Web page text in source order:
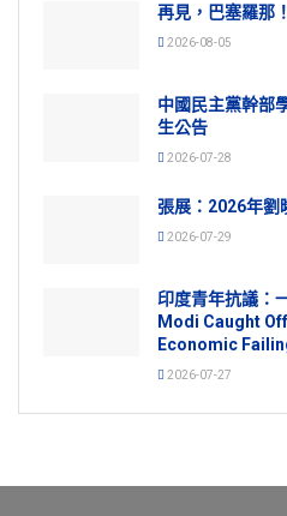
再見，巴塞羅那！
2026-08-05
中國民主黨幹部
生公告
2026-07-28
張展：2026年劉
2026-07-29
印度青年抗議：
Modi Caught
Economic
2026-07-27